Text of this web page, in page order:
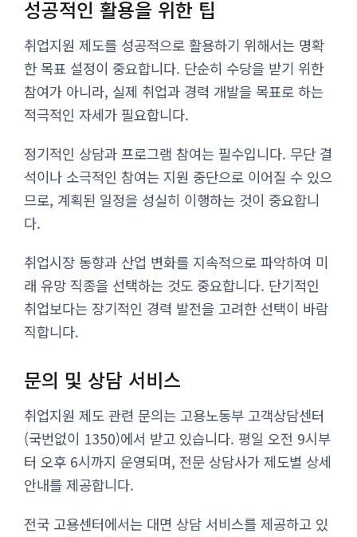
성공적인 활용을 위한 팁
취업지원 제도를 성공적으로 활용하기 위해서는 명확
한 목표 설정이 중요합니다. 단순히 수당을 받기 위한
참여가 아니라, 실제 취업과 경력 개발을 목표로 하는
적극적인 자세가 필요합니다.
정기적인 상담과 프로그램 참여는 필수입니다. 무단 결
석이나 소극적인 참여는 지원 중단으로 이어질 수 있으
므로, 계획된 일정을 성실히 이행하는 것이 중요합니
다.
취업시장 동향과 산업 변화를 지속적으로 파악하여 미
래 유망 직종을 선택하는 것도 중요합니다. 단기적인
취업보다는 장기적인 경력 발전을 고려한 선택이 바람
직합니다.
문의 및 상담 서비스
취업지원 제도 관련 문의는 고용노동부 고객상담센터
(국번없이 1350)에서 받고 있습니다. 평일 오전 9시부
터 오후 6시까지 운영되며, 전문 상담사가 제도별 상세
안내를 제공합니다.
전국 고용센터에서는 대면 상담 서비스를 제공하고 있